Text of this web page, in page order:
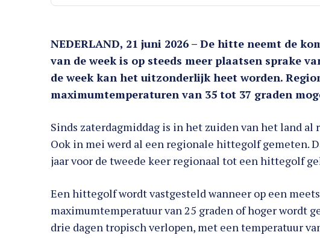
NEDERLAND, 21 juni 2026 – De hitte neemt de
van de week is op steeds meer plaatsen sprake
de week kan het uitzonderlijk heet worden.
maximumtemperaturen van 35 tot 37 graden
Sinds zaterdagmiddag is in het zuiden van het land
Ook in mei werd al een regionale hittegolf gemeten.
jaar voor de tweede keer regionaal tot een hittegolf
Een hittegolf wordt vastgesteld wanneer op een
maximumtemperatuur van 25 graden of hoger wordt
drie dagen tropisch verlopen, met een temperatuur